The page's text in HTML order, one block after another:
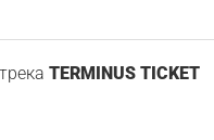
TERMINUS TICKET